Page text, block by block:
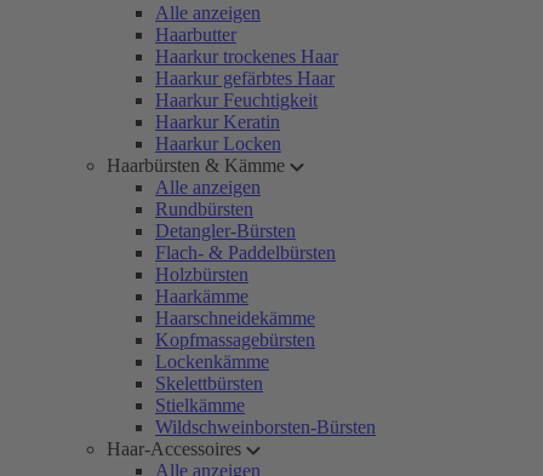
Alle anzeigen
Haarbutter
Haarkur trockenes Haar
Haarkur gefärbtes Haar
Haarkur Feuchtigkeit
Haarkur Keratin
Haarkur Locken
Haarbürsten & Kämme
Alle anzeigen
Rundbürsten
Detangler-Bürsten
Flach- & Paddelbürsten
Holzbürsten
Haarkämme
Haarschneidekämme
Kopfmassagebürsten
Lockenkämme
Skelettbürsten
Stielkämme
Wildschweinborsten-Bürsten
Haar-Accessoires
Alle anzeigen